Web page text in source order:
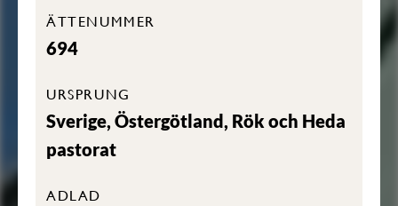
ÄTTENUMMER
694
URSPRUNG
Sverige, Östergötland, Rök och Heda
pastorat
ADLAD